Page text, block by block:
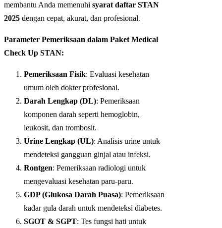
membantu Anda memenuhi syarat daftar STAN
2025 dengan cepat, akurat, dan profesional.
Parameter Pemeriksaan dalam Paket Medical
Check Up STAN:
Pemeriksaan Fisik: Evaluasi kesehatan
umum oleh dokter profesional.
Darah Lengkap (DL): Pemeriksaan
komponen darah seperti hemoglobin,
leukosit, dan trombosit.
Urine Lengkap (UL): Analisis urine untuk
mendeteksi gangguan ginjal atau infeksi.
Rontgen: Pemeriksaan radiologi untuk
mengevaluasi kesehatan paru-paru.
GDP (Glukosa Darah Puasa): Pemeriksaan
kadar gula darah untuk mendeteksi diabetes.
SGOT & SGPT: Tes fungsi hati untuk